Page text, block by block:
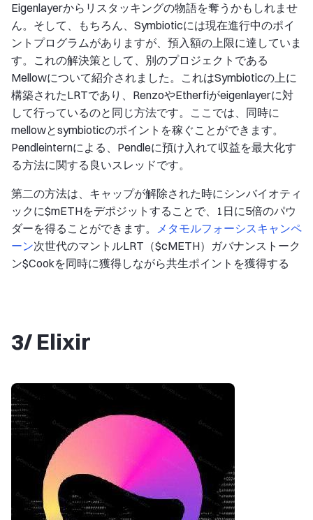
Eigenlayerからリスタッキングの物語を奪うかもしれませ
ん。そして、もちろん、Symbioticには現在進行中のポイ
ントプログラムがありますが、預入額の上限に達していま
す。これの解決策として、別のプロジェクトである
Mellowについて紹介されました。これはSymbioticの上に
構築されたLRTであり、RenzoやEtherfiがeigenlayerに対
して行っているのと同じ方法です。ここでは、同時に
mellowとsymbioticのポイントを稼ぐことができます。
Pendleinternによる、Pendleに預け入れて収益を最大化す
る方法に関する良いスレッドです。
第二の方法は、キャップが解除された時にシンバイオティ
ックに$mETHをデポジットすることで、1日に5倍のパウ
ダーを得ることができます。
メタモルフォーシスキャンペ
ーン次世代のマントルLRT（$cMETH）ガバナンストーク
ン$Cookを同時に獲得しながら共生ポイントを獲得する
3/ Elixir